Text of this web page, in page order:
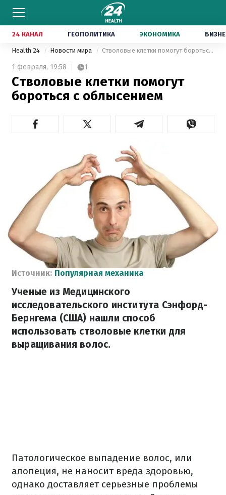
24 КАНАЛ ГЕОПОЛИТИКА ЭКОНОМИКА
Health 24 Новости мира Стволовые клетки помогут бороться с облысением
1 февраля, 19:58 1
Стволовые клетки помогут
бороться с облысением
Источник: Популярная механика
Ученые из Медицинского
исследовательского института Сэнфорд-
Бернгема (США) нашли способ
использовать стволовые клетки для
выращивания волос.
Патологическое выпадение волос, или
алопеция, не наносит вреда здоровью,
однако доставляет серьезные проблемы